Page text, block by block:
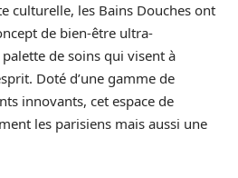
culturelle, les Bains Douches ont
de bien-être ultra-
de soins qui visent à
Doté d’une gamme de
innovants, cet espace de
les parisiens mais aussi une